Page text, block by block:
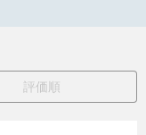
評価順